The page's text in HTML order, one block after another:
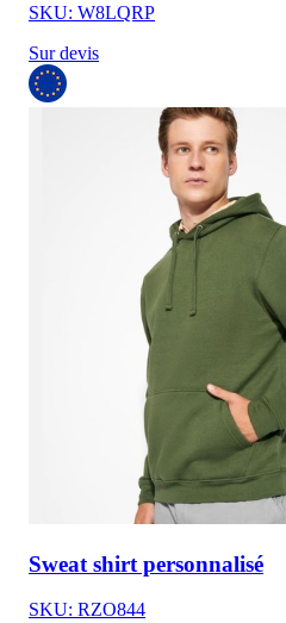
SKU: W8LQRP
Sur devis
Sweat shirt personnalisé
SKU: RZO844